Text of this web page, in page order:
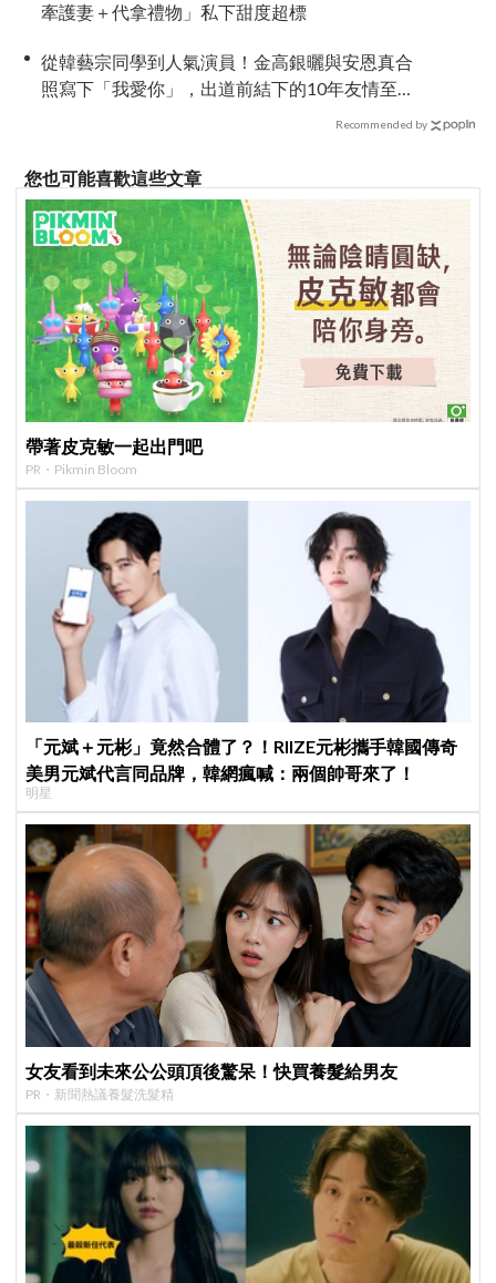
牽護妻＋代拿禮物」私下甜度超標
從韓藝宗同學到人氣演員！金高銀曬與安恩真合
照寫下「我愛你」，出道前結下的10年友情至今
Recommended by
您也可能喜歡這些文章
帶著皮克敏一起出門吧
PR・Pikmin Bloom
「元斌＋元彬」竟然合體了？！RIIZE元彬攜手韓國傳奇
美男元斌代言同品牌，韓網瘋喊：兩個帥哥來了！
明星
女友看到未來公公頭頂後驚呆！快買養髮給男友
PR・新聞熱議養髮洗髮精